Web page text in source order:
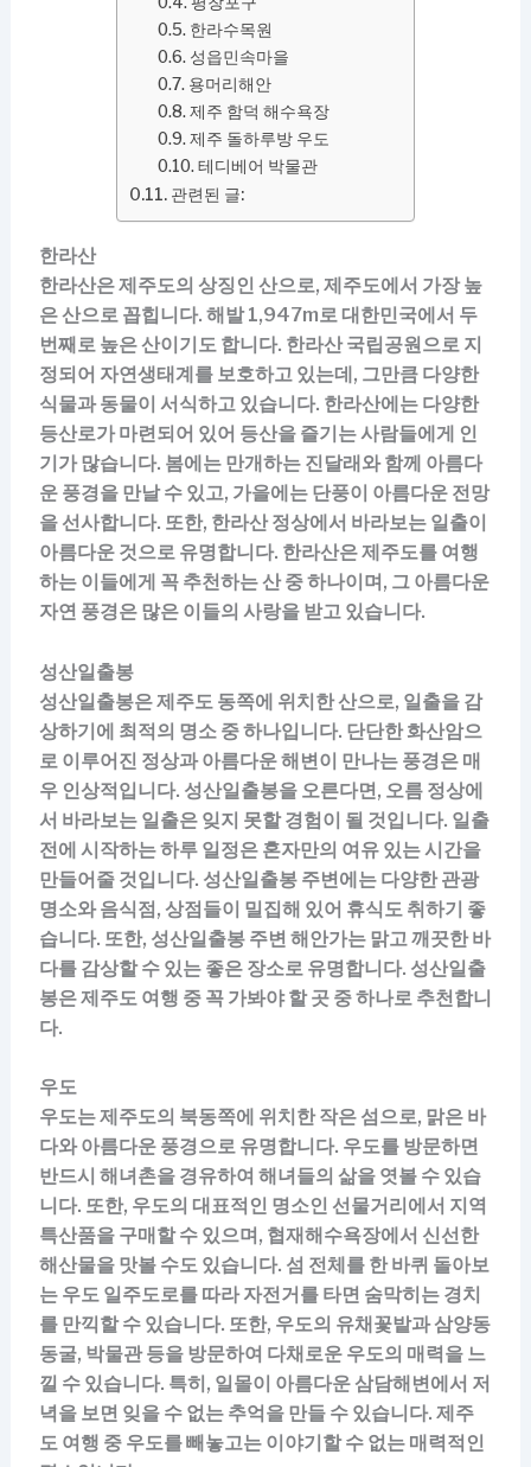
한라수목원
성읍민속마을
용머리해안
제주 함덕 해수욕장
제주 돌하루방 우도
테디베어 박물관
관련된 글:
한라산
한라산은 제주도의 상징인 산으로, 제주도에서 가장 높
은 산으로 꼽힙니다. 해발 1,947m로 대한민국에서 두
번째로 높은 산이기도 합니다. 한라산 국립공원으로 지
정되어 자연생태계를 보호하고 있는데, 그만큼 다양한
식물과 동물이 서식하고 있습니다. 한라산에는 다양한
등산로가 마련되어 있어 등산을 즐기는 사람들에게 인
기가 많습니다. 봄에는 만개하는 진달래와 함께 아름다
운 풍경을 만날 수 있고, 가을에는 단풍이 아름다운 전망
을 선사합니다. 또한, 한라산 정상에서 바라보는 일출이
아름다운 것으로 유명합니다. 한라산은 제주도를 여행
하는 이들에게 꼭 추천하는 산 중 하나이며, 그 아름다운
자연 풍경은 많은 이들의 사랑을 받고 있습니다.
성산일출봉
성산일출봉은 제주도 동쪽에 위치한 산으로, 일출을 감
상하기에 최적의 명소 중 하나입니다. 단단한 화산암으
로 이루어진 정상과 아름다운 해변이 만나는 풍경은 매
우 인상적입니다. 성산일출봉을 오른다면, 오름 정상에
서 바라보는 일출은 잊지 못할 경험이 될 것입니다. 일출
전에 시작하는 하루 일정은 혼자만의 여유 있는 시간을
만들어줄 것입니다. 성산일출봉 주변에는 다양한 관광
명소와 음식점, 상점들이 밀집해 있어 휴식도 취하기 좋
습니다. 또한, 성산일출봉 주변 해안가는 맑고 깨끗한 바
다를 감상할 수 있는 좋은 장소로 유명합니다. 성산일출
봉은 제주도 여행 중 꼭 가봐야 할 곳 중 하나로 추천합니
다.
우도
우도는 제주도의 북동쪽에 위치한 작은 섬으로, 맑은 바
다와 아름다운 풍경으로 유명합니다. 우도를 방문하면
반드시 해녀촌을 경유하여 해녀들의 삶을 엿볼 수 있습
니다. 또한, 우도의 대표적인 명소인 선물거리에서 지역
특산품을 구매할 수 있으며, 협재해수욕장에서 신선한
해산물을 맛볼 수도 있습니다. 섬 전체를 한 바퀴 돌아보
는 우도 일주도로를 따라 자전거를 타면 숨막히는 경치
를 만끽할 수 있습니다. 또한, 우도의 유채꽃밭과 삼양동
동굴, 박물관 등을 방문하여 다채로운 우도의 매력을 느
낄 수 있습니다. 특히, 일몰이 아름다운 삼담해변에서 저
녁을 보면 잊을 수 없는 추억을 만들 수 있습니다. 제주
도 여행 중 우도를 빼놓고는 이야기할 수 없는 매력적인